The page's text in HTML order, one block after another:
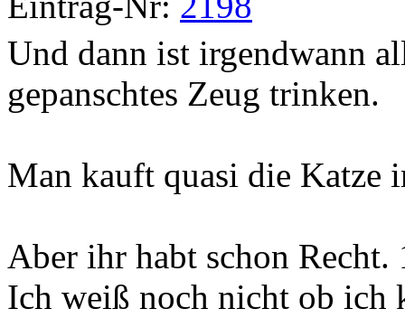
Und dann ist irgendwann
gepanschtes Zeug trinken.
Man kauft quasi die Katze
Aber ihr habt schon
Ich weiß noch nicht ob ich